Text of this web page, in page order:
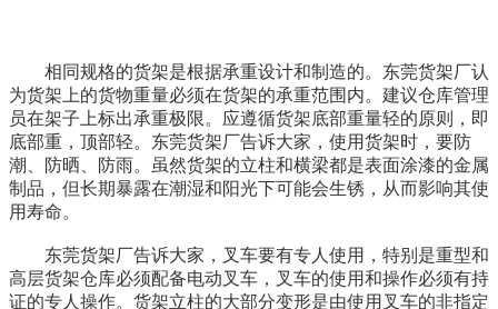
相同规格的货架是根据承重设计和制造的。东莞货架厂认
为货架上的货物重量必须在货架的承重范围内。建议仓库管理
员在架子上标出承重极限。应遵循货架底部重量轻的原则，即
底部重，顶部轻。东莞货架厂告诉大家，使用货架时，要防
潮、防晒、防雨。虽然货架的立柱和横梁都是表面涂漆的金属
制品，但长期暴露在潮湿和阳光下可能会生锈，从而影响其使
用寿命。
东莞货架厂告诉大家，叉车要有专人使用，特别是重型和
高层货架仓库必须配备电动叉车，叉车的使用和操作必须有持
证的专人操作。货架立柱的大部分变形是由使用叉车的非指定